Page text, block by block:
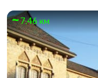
7.46 км